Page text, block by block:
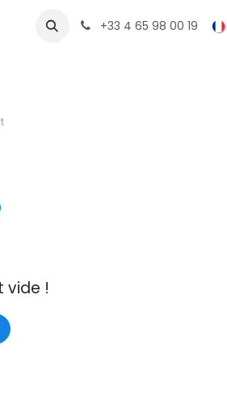
nous +33 4 65 98 00 19
vide !